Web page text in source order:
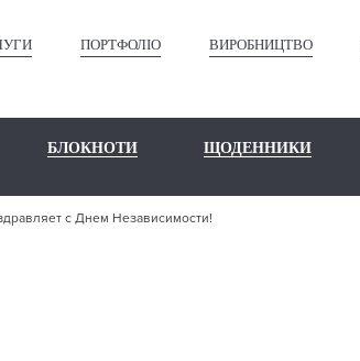
ПОРТФОЛІО ВИРОБНИЦТВО
БЛОКНОТИ ЩОДЕННИКИ
с Днем Независимости!